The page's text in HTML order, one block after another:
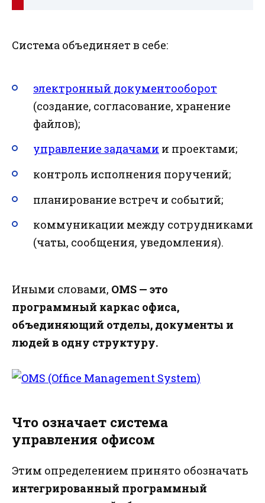
Система объединяет в себе:
электронный документооборот
(создание, согласование, хранение
файлов);
управление задачами и проектами;
контроль исполнения поручений;
планирование встреч и событий;
коммуникации между сотрудниками
(чаты, сообщения, уведомления).
Иными словами, OMS — это
программный каркас офиса,
объединяющий отделы, документы и
людей в одну структуру.
Что означает система
управления офисом
Этим определением принято обозначать
интегрированный программный